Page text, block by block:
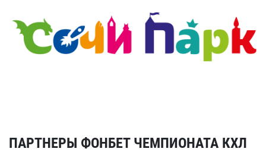
ПАРТНЕРЫ ФОНБЕТ ЧЕМПИОНАТА КХЛ